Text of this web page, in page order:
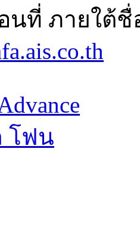
ที่ ภายใต้ชื่
โฟน